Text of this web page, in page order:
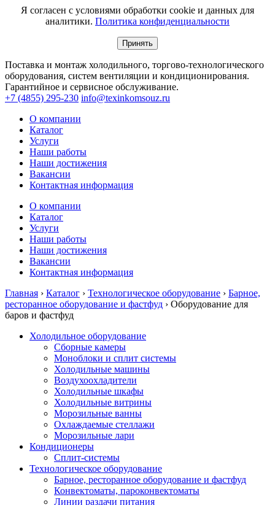
Я согласен с условиями обработки cookie и данных для
аналитики. Политика конфиденциальности
Принять
Поставка и монтаж холодильного, торгово-технологического
оборудования, систем вентиляции и кондиционирования.
Гарантийное и сервисное обслуживание.
+7 (4855) 295-230 info@texinkomsouz.ru
О компании
Каталог
Услуги
Наши работы
Наши достижения
Вакансии
Контактная информация
О компании
Каталог
Услуги
Наши работы
Наши достижения
Вакансии
Контактная информация
Главная › Каталог › Технологическое оборудование › Барное,
ресторанное оборудование и фастфуд › Оборудование для
баров и фастфуд
Холодильное оборудование
Сборные камеры
Моноблоки и сплит системы
Холодильные машины
Воздухоохладители
Холодильные шкафы
Холодильные витрины
Морозильные ванны
Охлаждаемые стеллажи
Морозильные лари
Кондиционеры
Сплит-системы
Технологическое оборудование
Барное, ресторанное оборудование и фастфуд
Конвектоматы, пароконвектоматы
Линии раздачи питания